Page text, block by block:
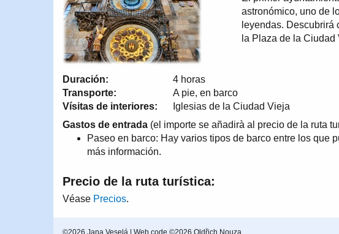
astronómico, uno de
leyendas. Descubrirá
la Plaza de la Ciudad
Duración:
4 horas
Transporte:
A pie, en barco
Vísitas de interiores:
Iglesias de la Ciudad Vieja
Gastos de entrada (el importe se añadirà al precio de la ruta
Paseo en barco: Hay varios tipos de barco entre los que
más información.
Precio de la ruta turística:
Véase Precios.
©2026 Jana Veselá | Web code ©2026 Oldřich Nouza